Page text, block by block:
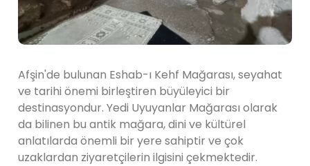
Afşin'de bulunan Eshab-ı Kehf Mağarası, seyahat
ve tarihi önemi birleştiren büyüleyici bir
destinasyondur. Yedi Uyuyanlar Mağarası olarak
da bilinen bu antik mağara, dini ve kültürel
anlatılarda önemli bir yere sahiptir ve çok
uzaklardan ziyaretçilerin ilgisini çekmektedir.